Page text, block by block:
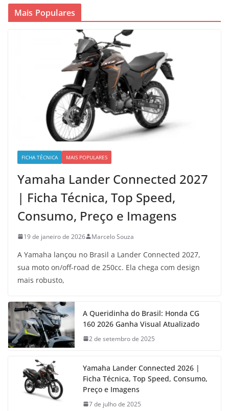
Mais Populares
FICHA TÉCNICA MAIS POPULARES
Yamaha Lander Connected 2027
| Ficha Técnica, Top Speed,
Consumo, Preço e Imagens
19 de janeiro de 2026 Marcelo Souza
A Yamaha lançou no Brasil a Lander Connected 2027,
sua moto on/off-road de 250cc. Ela chega com design
mais robusto,
A Queridinha do Brasil: Honda CG
160 2026 Ganha Visual Atualizado
2 de setembro de 2025
Yamaha Lander Connected 2026 |
Ficha Técnica, Top Speed, Consumo,
Preço e Imagens
7 de julho de 2025